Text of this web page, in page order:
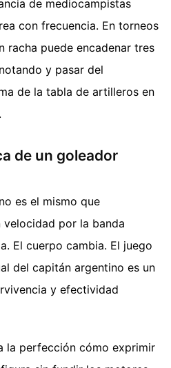
de mediocampistas
con frecuencia. En torneos
racha puede encadenar tres
y pasar del
de la tabla de artilleros en
de un goleador
es el mismo que
velocidad por la banda
El cuerpo cambia. El juego
del capitán argentino es un
y efectividad
la perfección cómo exprimir